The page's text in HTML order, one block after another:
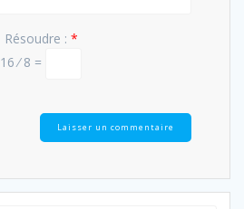
Résoudre : *
16 ⁄ 8 =